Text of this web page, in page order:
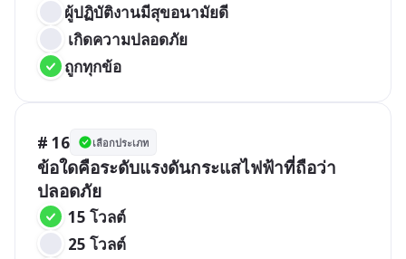
ผู้ปฏิบัติงานมีสุขอนามัยดี
เกิดความปลอดภัย
ถูกทุกข้อ
# 16 เลือกประเภท
ข้อใดคือระดับแรงดันกระแสไฟฟ้าที่ถือว่า
ปลอดภัย
15 โวลต์
25 โวลต์